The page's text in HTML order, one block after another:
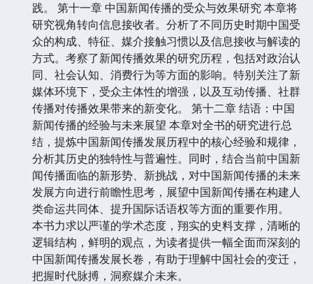
践。 第十一章 中国新闻传播的受众与效果研究 本章将
研究视角转向信息接收者。分析了不同历史时期中国受
众的构成、特征、媒介接触习惯以及信息接收与解读的
方式。考察了新闻传播效果的研究历程，包括对政治认
同、社会认知、消费行为等方面的影响。特别关注了新
媒体环境下，受众主体性的增强，以及互动传播、社群
传播对传播效果带来的新变化。 第十二章 结语：中国
新闻传播的经验与未来展望 本章对全书的研究进行总
结，提炼中国新闻传播发展历程中的核心经验和规律，
分析其历史的独特性与普遍性。同时，结合当前中国新
闻传播面临的新形势、新挑战，对中国新闻传播的未来
发展方向进行前瞻性思考，展望中国新闻传播在构建人
类命运共同体、提升国际话语权等方面的重要作用。
本书力求以严谨的学术态度，翔实的史料支撑，清晰的
逻辑结构，鲜明的观点，为读者提供一幅全面而深刻的
中国新闻传播发展长卷，有助于理解中国社会的变迁，
把握时代脉搏，洞察媒介未来。